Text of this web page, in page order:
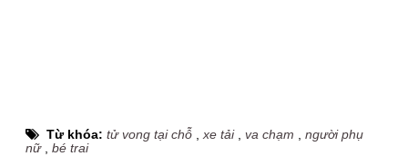
Từ khóa:tử vong tại chỗ ,xe tải,va chạm ,người phụ
nữ,bé trai